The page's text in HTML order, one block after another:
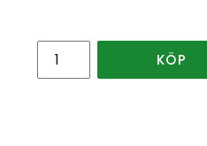
KÖP